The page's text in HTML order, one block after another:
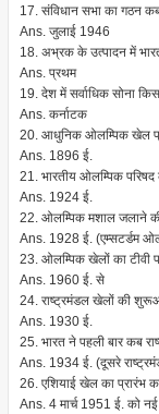
17. संविधान सभा का गठन
Ans. जुलाई 1946
18. अभ्रक के उत्पादन में
Ans. प्रथम
19. देश में सर्वाधिक सोना
Ans. कर्नाटक
20. आधुनिक ओलम्पिक खेल
Ans. 1896 ई.
21. भारतीय ओलम्पिक
Ans. 1924 ई.
22. ओलम्पिक मशाल जलाने
Ans. 1928 ई. (एम्सटर्डम
23. ओलम्पिक खेलों का
Ans. 1960 ई. से
24. राष्ट्रमंडल खेलों की
Ans. 1930 ई.
25. भारत ने पहली बार कब
Ans. 1934 ई. (दूसरे
26. एशियाई खेल का प्रारंभ
Ans. 4 मार्च 1951 ई. को नई